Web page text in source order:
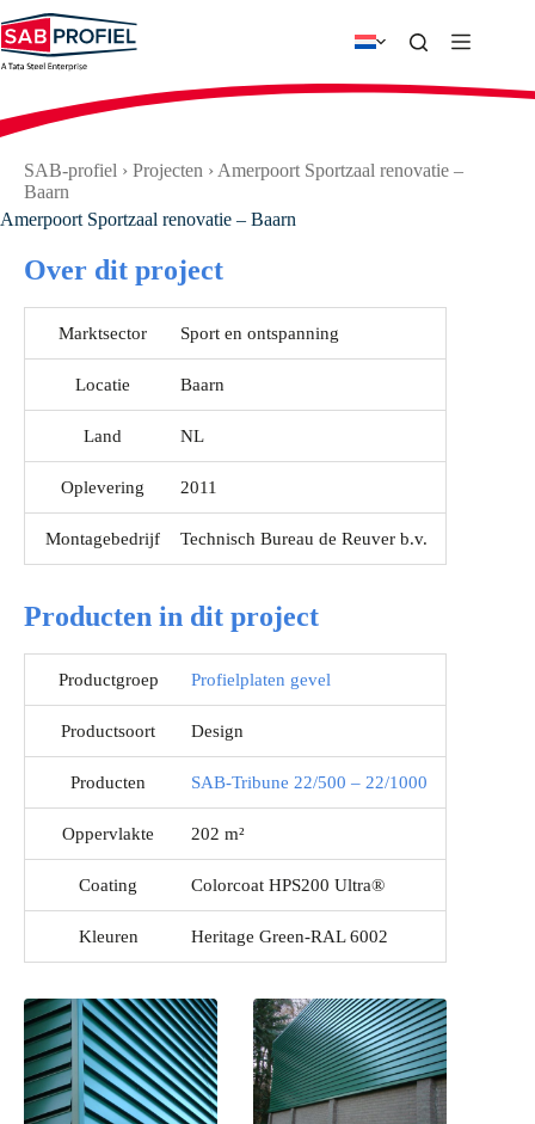
naar
de
inhoud
SAB-profiel › Projecten › Amerpoort Sportzaal renovatie –
Baarn
Amerpoort Sportzaal renovatie – Baarn
Over dit project
Marktsector Sport en ontspanning
Locatie Baarn
Land NL
Oplevering 2011
Montagebedrijf Technisch Bureau de Reuver b.v.
Producten in dit project
Productgroep Profielplaten gevel
Productsoort Design
Producten SAB-Tribune 22/500 – 22/1000
Oppervlakte 202 m²
Coating Colorcoat HPS200 Ultra®
Kleuren Heritage Green-RAL 6002